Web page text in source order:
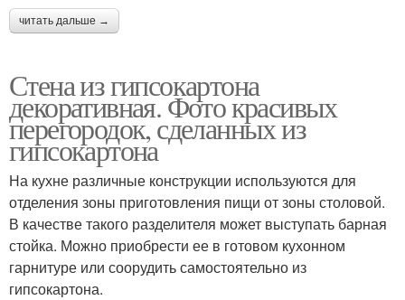
читать дальше →
Стена из гипсокартона
декоративная. Фото красивых
перегородок, сделанных из
гипсокартона
На кухне различные конструкции используются для
отделения зоны приготовления пищи от зоны столовой.
В качестве такого разделителя может выступать барная
стойка. Можно приобрести ее в готовом кухонном
гарнитуре или соорудить самостоятельно из
гипсокартона.